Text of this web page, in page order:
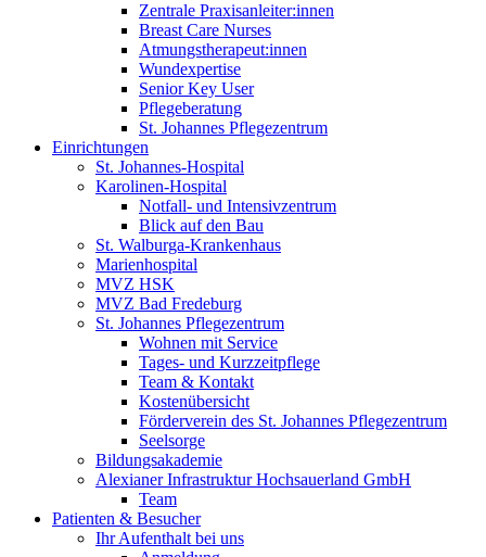
Zentrale Praxisanleiter:innen
Breast Care Nurses
Atmungstherapeut:innen
Wundexpertise
Senior Key User
Pflegeberatung
St. Johannes Pflegezentrum
Einrichtungen
St. Johannes-Hospital
Karolinen-Hospital
Notfall- und Intensivzentrum
Blick auf den Bau
St. Walburga-Krankenhaus
Marienhospital
MVZ HSK
MVZ Bad Fredeburg
St. Johannes Pflegezentrum
Wohnen mit Service
Tages- und Kurzzeitpflege
Team & Kontakt
Kostenübersicht
Förderverein des St. Johannes Pflegezentrum
Seelsorge
Bildungsakademie
Alexianer Infrastruktur Hochsauerland GmbH
Team
Patienten & Besucher
Ihr Aufenthalt bei uns